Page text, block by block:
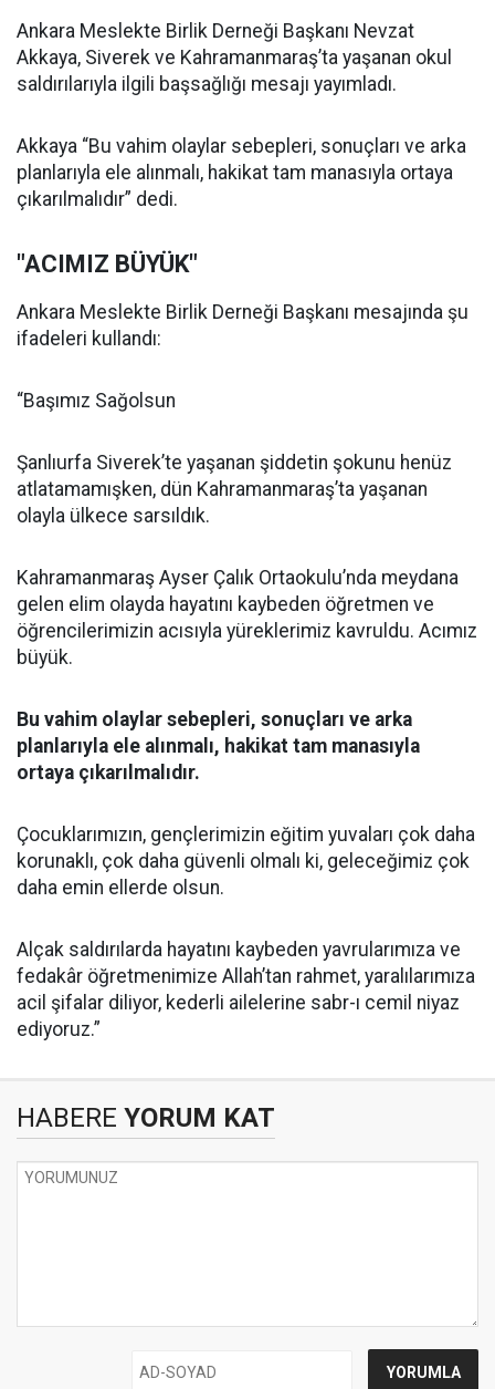
Ankara Meslekte Birlik Derneği Başkanı Nevzat
Akkaya, Siverek ve Kahramanmaraş’ta yaşanan okul
saldırılarıyla ilgili başsağlığı mesajı yayımladı.
Akkaya “Bu vahim olaylar sebepleri, sonuçları ve arka
planlarıyla ele alınmalı, hakikat tam manasıyla ortaya
çıkarılmalıdır” dedi.
"ACIMIZ BÜYÜK"
Ankara Meslekte Birlik Derneği Başkanı mesajında şu
ifadeleri kullandı:
“Başımız Sağolsun
Şanlıurfa Siverek’te yaşanan şiddetin şokunu henüz
atlatamamışken, dün Kahramanmaraş’ta yaşanan
olayla ülkece sarsıldık.
Kahramanmaraş Ayser Çalık Ortaokulu’nda meydana
gelen elim olayda hayatını kaybeden öğretmen ve
öğrencilerimizin acısıyla yüreklerimiz kavruldu. Acımız
büyük.
Bu vahim olaylar sebepleri, sonuçları ve arka
planlarıyla ele alınmalı, hakikat tam manasıyla
ortaya çıkarılmalıdır.
Çocuklarımızın, gençlerimizin eğitim yuvaları çok daha
korunaklı, çok daha güvenli olmalı ki, geleceğimiz çok
daha emin ellerde olsun.
Alçak saldırılarda hayatını kaybeden yavrularımıza ve
fedakâr öğretmenimize Allah’tan rahmet, yaralılarımıza
acil şifalar diliyor, kederli ailelerine sabr-ı cemil niyaz
ediyoruz.”
HABERE YORUM KAT